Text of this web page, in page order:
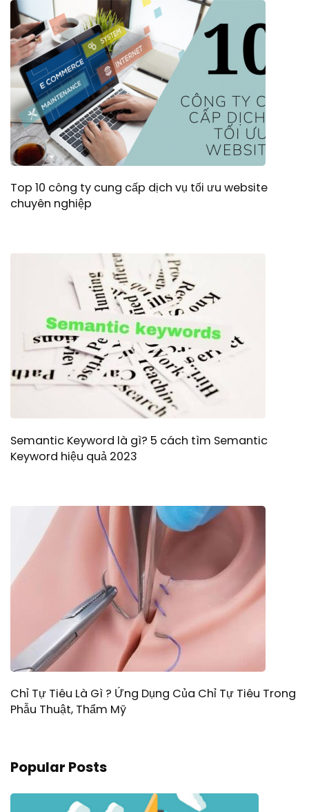
Top 10 công ty cung cấp dịch vụ tối ưu website
chuyên nghiệp
Semantic Keyword là gì? 5 cách tìm Semantic
Keyword hiệu quả 2023
Chỉ Tự Tiêu Là Gì ? Ứng Dụng Của Chỉ Tự Tiêu Trong
Phẫu Thuật, Thẩm Mỹ
Popular Posts